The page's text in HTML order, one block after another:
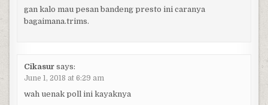
gan kalo mau pesan bandeng presto ini caranya
bagaimana.trims.
Cikasur says:
June 1, 2018 at 6:29 am
wah uenak poll ini kayaknya